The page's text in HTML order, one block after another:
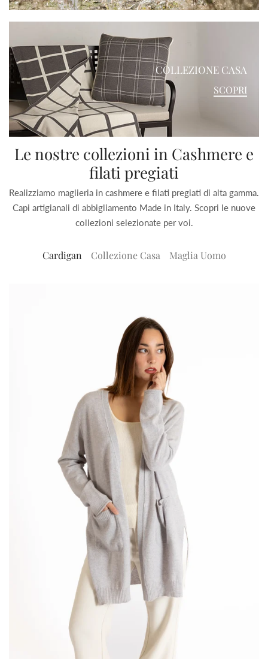
COLLEZIONE CASA
SCOPRI
Le nostre collezioni in Cashmere e
filati pregiati
Realizziamo maglieria in cashmere e filati pregiati di alta gamma.
Capi artigianali di abbigliamento Made in Italy. Scopri le nuove
collezioni selezionate per voi.
Cardigan Collezione Casa Maglia Uomo